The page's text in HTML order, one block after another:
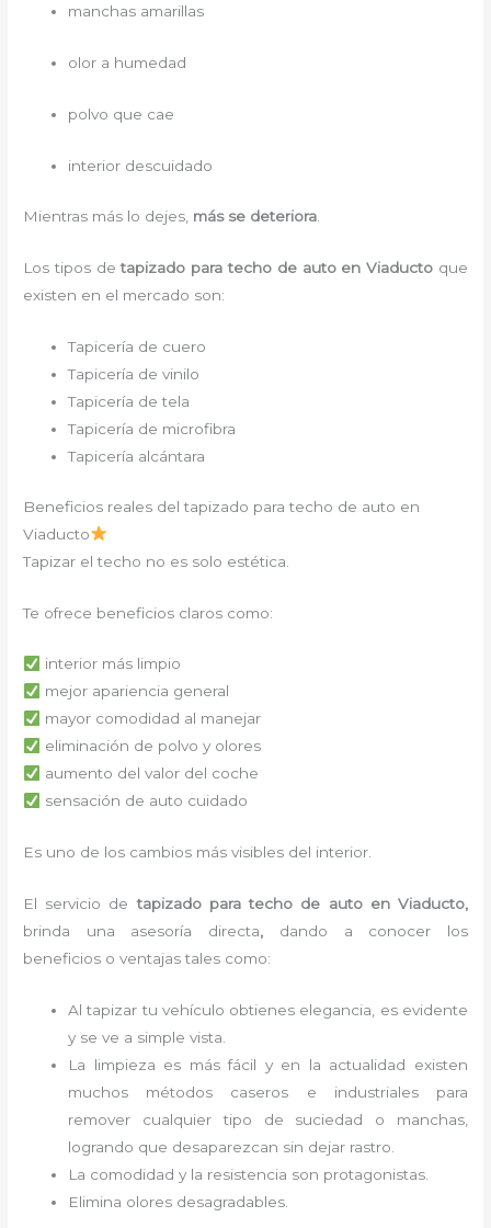
manchas amarillas
olor a humedad
polvo que cae
interior descuidado
Mientras más lo dejes, más se deteriora.
Los tipos de tapizado para techo de auto en Viaducto que
existen en el mercado son:
Tapicería de cuero
Tapicería de vinilo
Tapicería de tela
Tapicería de microfibra
Tapicería alcántara
Beneficios reales del tapizado para techo de auto en
Viaducto
Tapizar el techo no es solo estética.
Te ofrece beneficios claros como:
interior más limpio
mejor apariencia general
mayor comodidad al manejar
eliminación de polvo y olores
aumento del valor del coche
sensación de auto cuidado
Es uno de los cambios más visibles del interior.
El servicio detapizado para techo de auto en Viaducto,
brinda una asesoría directa, dando a conocer los
beneficios o ventajas tales como:
Al tapizar tu vehículo obtienes elegancia, es evidente
y se ve a simple vista.
La limpieza es más fácil y en la actualidad existen
muchos métodos caseros e industriales para
remover cualquier tipo de suciedad o manchas,
logrando que desaparezcan sin dejar rastro.
La comodidad y la resistencia son protagonistas.
Elimina olores desagradables.